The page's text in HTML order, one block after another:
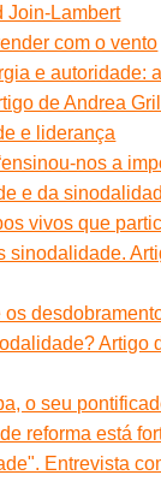
Join-Lambert
com o vento
e autoridade:
de Andrea
e liderança
nos a
e da
vivos que
sinodalidade.
os
Artigo
o seu
reforma está
Entrevista